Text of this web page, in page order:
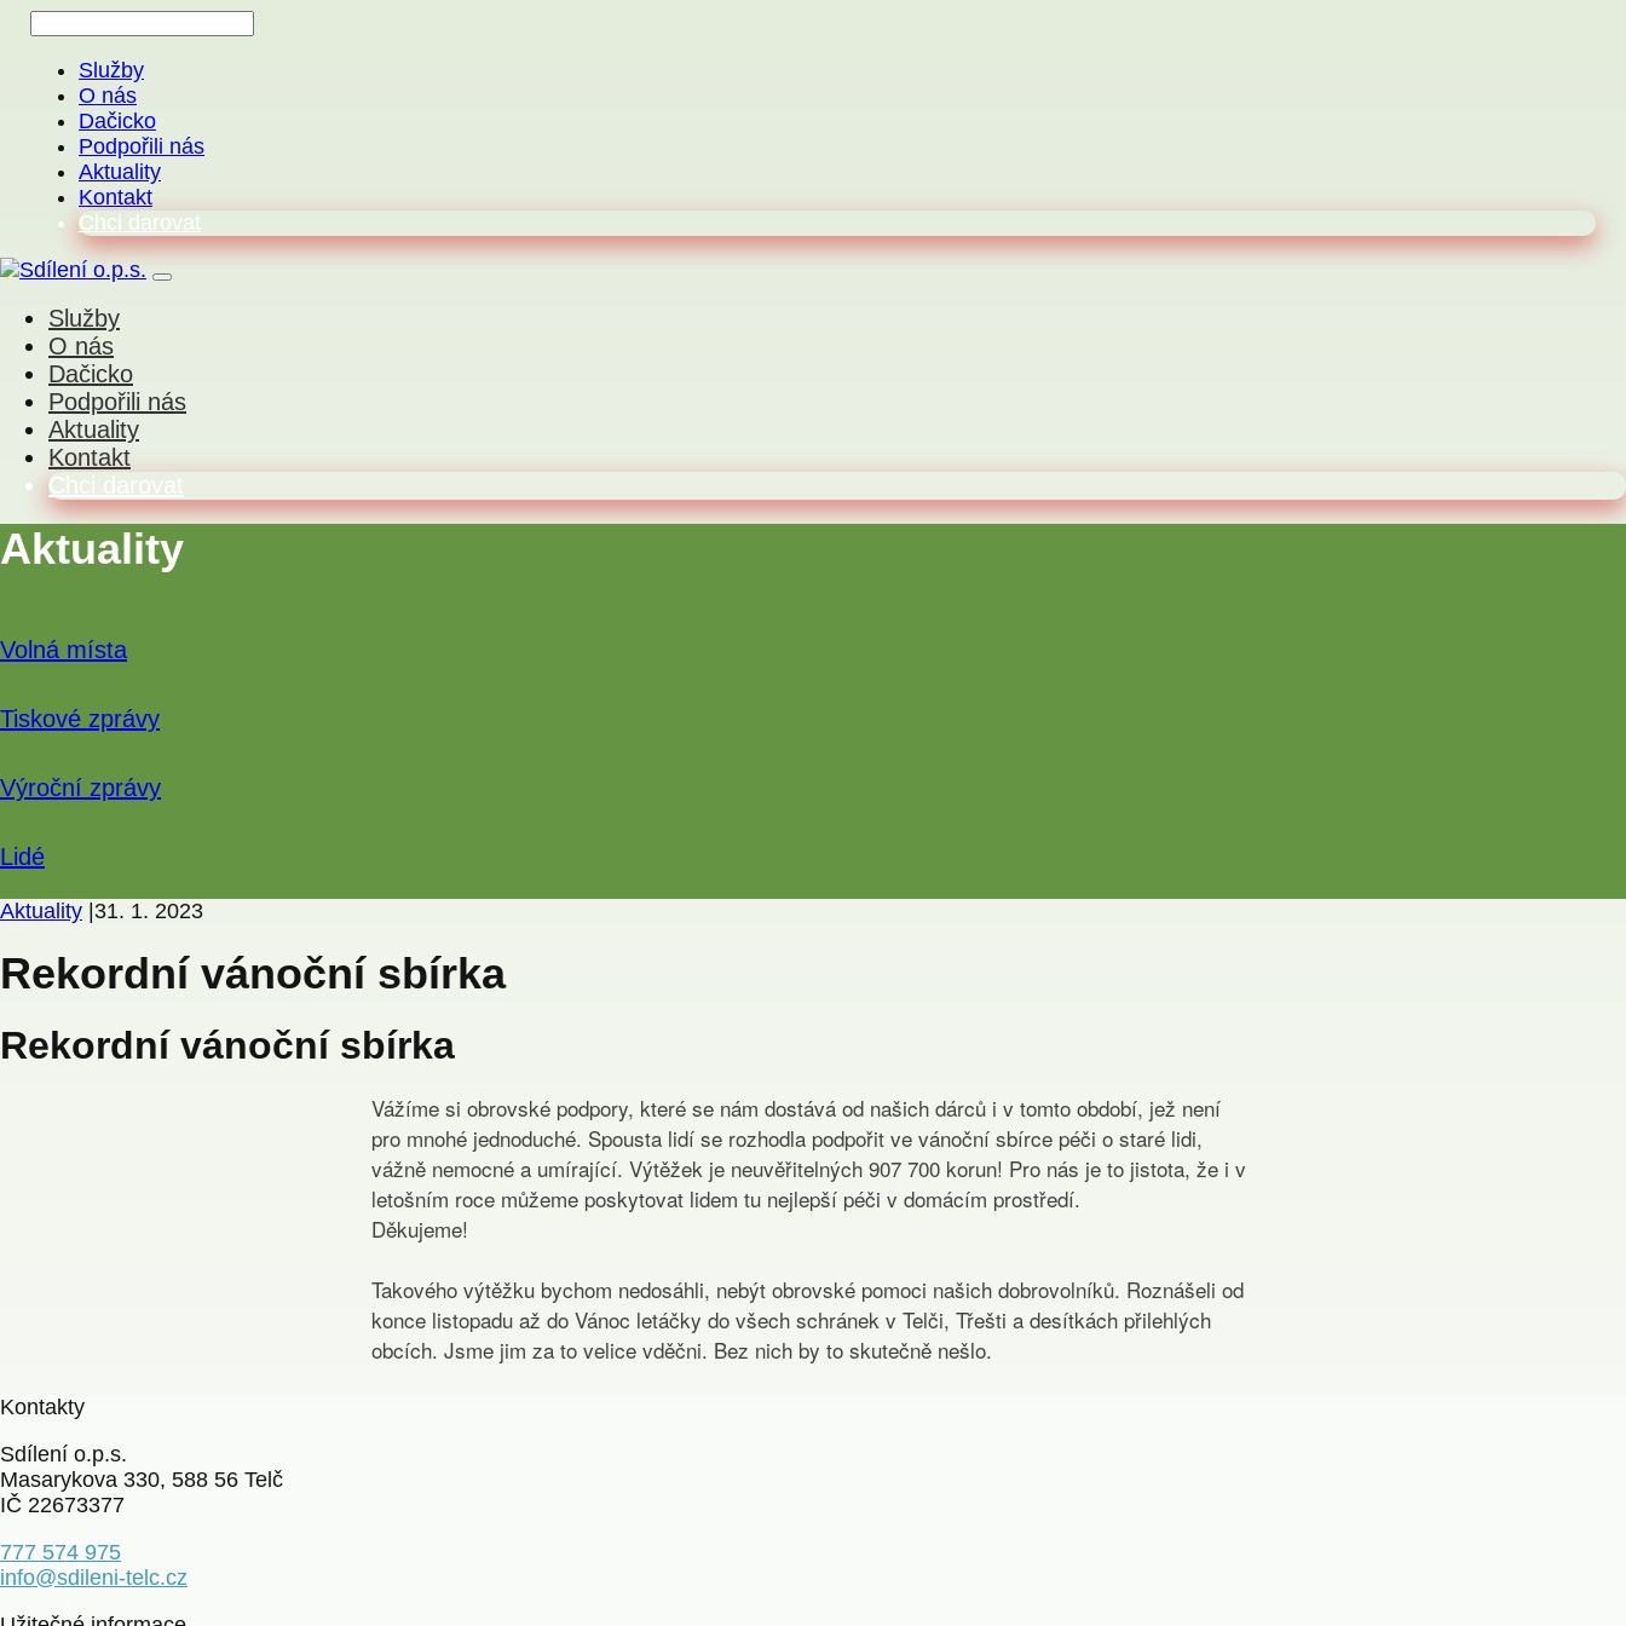
Služby
O nás
Dačicko
Podpořili nás
Aktuality
Kontakt
Chci darovat
Služby
O nás
Dačicko
Podpořili nás
Aktuality
Kontakt
Chci darovat
Aktuality
Volná místa
Tiskové zprávy
Výroční zprávy
Lidé
Aktuality 31. 1. 2023
Rekordní vánoční sbírka
Rekordní vánoční sbírka
Vážíme si obrovské podpory, které se nám dostává od našich dárců i v tomto období, jež není
pro mnohé jednoduché. Spousta lidí se rozhodla podpořit ve vánoční sbírce péči o staré lidi,
vážně nemocné a umírající. Výtěžek je neuvěřitelných 907 700 korun! Pro nás je to jistota, že i v
letošním roce můžeme poskytovat lidem tu nejlepší péči v domácím prostředí.
Děkujeme!
Takového výtěžku bychom nedosáhli, nebýt obrovské pomoci našich dobrovolníků. Roznášeli od
konce listopadu až do Vánoc letáčky do všech schránek v Telči, Třešti a desítkách přilehlých
obcích. Jsme jim za to velice vděčni. Bez nich by to skutečně nešlo.
Kontakty
Sdílení o.p.s.
Masarykova 330, 588 56 Telč
IČ 22673377
777 574 975
info@sdileni-telc.cz